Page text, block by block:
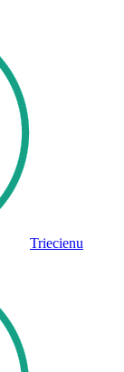
Triecienu